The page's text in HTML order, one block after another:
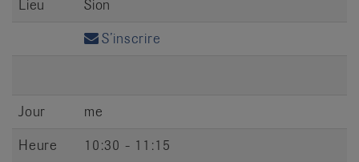
Lieu
Sion
S’inscrire
Jour
me
Heure
10:30 - 11:15